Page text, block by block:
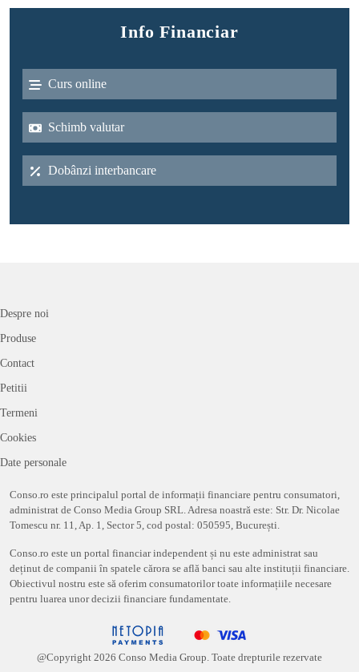
Info Financiar
Curs online
Schimb valutar
Dobânzi interbancare
Despre noi
Produse
Contact
Petitii
Termeni
Cookies
Date personale
Conso.ro este principalul portal de informații financiare pentru consumatori,
administrat de Conso Media Group SRL. Adresa noastră este: Str. Dr. Nicolae
Tomescu nr. 11, Ap. 1, Sector 5, cod postal: 050595, București.
Conso.ro este un portal financiar independent și nu este administrat sau
deținut de companii în spatele cărora se află banci sau alte instituții financiare.
Obiectivul nostru este să oferim consumatorilor toate informațiile necesare
pentru luarea unor decizii financiare fundamentate.
@Copyright 2026 Conso Media Group. Toate drepturile rezervate